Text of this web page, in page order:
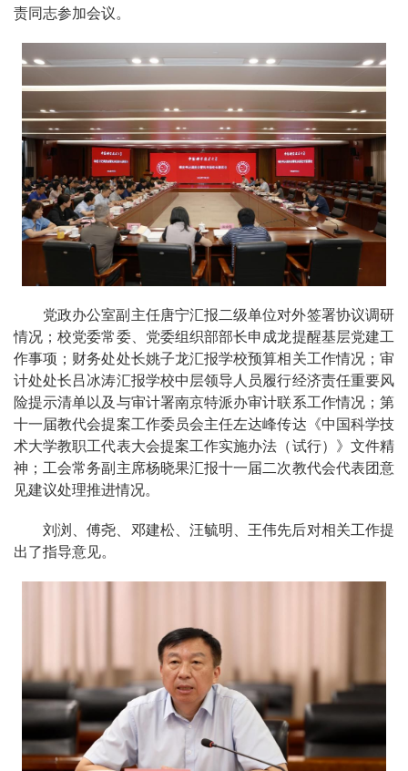
责同志参加会议。
党政办公室副主任唐宁汇报二级单位对外签署协议调研
情况；校党委常委、党委组织部部长申成龙提醒基层党建工
作事项；财务处处长姚子龙汇报学校预算相关工作情况；审
计处处长吕冰涛汇报学校中层领导人员履行经济责任重要风
险提示清单以及与审计署南京特派办审计联系工作情况；第
十一届教代会提案工作委员会主任左达峰传达《中国科学技
术大学教职工代表大会提案工作实施办法（试行）》文件精
神；工会常务副主席杨晓果汇报十一届二次教代会代表团意
见建议处理推进情况。
刘浏、傅尧、邓建松、汪毓明、王伟先后对相关工作提
出了指导意见。